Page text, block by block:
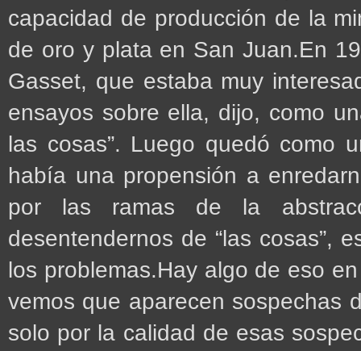
capacidad de producción de la
de oro y plata en San Juan.En
Gasset, que estaba muy
ensayos sobre ella, dijo, como
las cosas”. Luego quedó como
había una propensión a
por las ramas de la
desentendernos de “las cosas”,
los problemas.Hay algo de eso
vemos que aparecen sospechas
solo por la calidad de esas